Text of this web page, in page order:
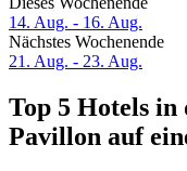
14. Aug. - 16. Aug.
Nächstes Wochenende
21. Aug. - 23. Aug.
Top 5 Hotels
Pavillon auf